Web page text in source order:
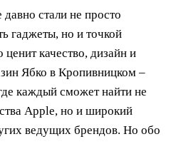
стали не просто
гаджеты, но и точкой
качество, дизайн и
Ябко в Кропивницком –
каждый сможет найти не
Apple, но и широкий
ведущих брендов. Но обо